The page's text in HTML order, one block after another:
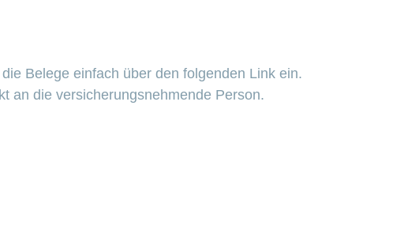
Belege einfach über den folgenden Link ein.
an die versicherungsnehmende Person.